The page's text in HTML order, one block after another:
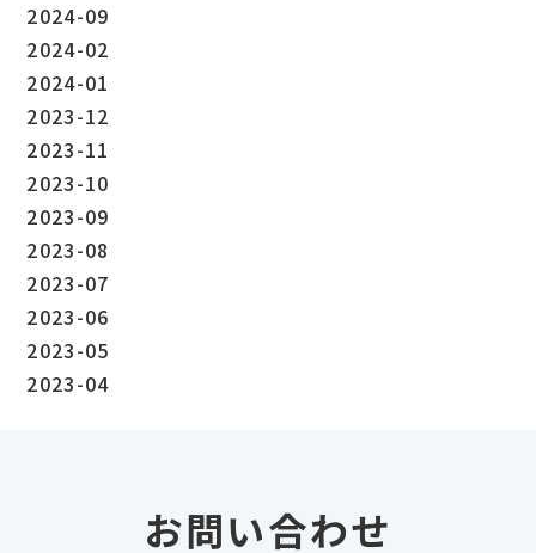
2024-09
2024-02
2024-01
2023-12
2023-11
2023-10
2023-09
2023-08
2023-07
2023-06
2023-05
2023-04
お問い合わせ